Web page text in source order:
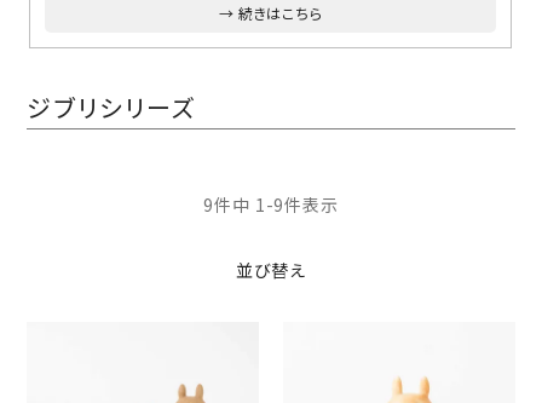
続きはこちら
ジブリシリーズ
並び替え
9件中 1 -9件表示